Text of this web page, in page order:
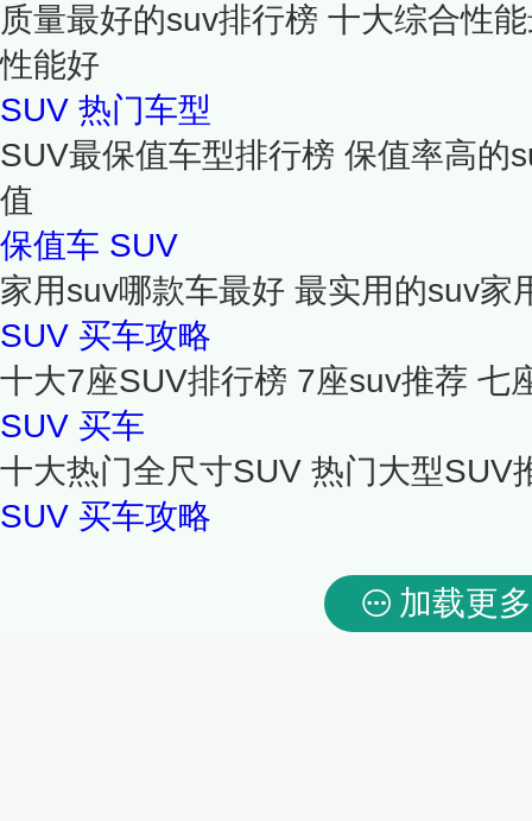
质量最好的suv排行榜 十大综合性
性能好
SUV 热门车型
SUV最保值车型排行榜 保值率高的
值
保值车 SUV
家用suv哪款车最好 最实用的suv家
SUV 买车攻略
十大7座SUV排行榜 7座suv推荐 七
SUV 买车
十大热门全尺寸SUV 热门大型SUV
SUV 买车攻略
加载更多